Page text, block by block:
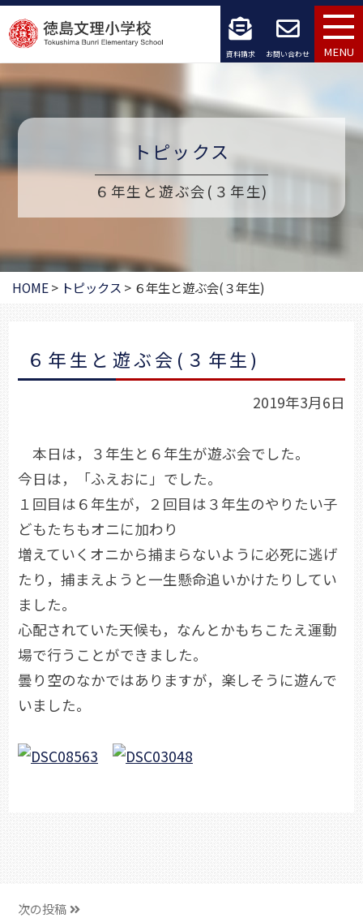
コ
ン
テ
へ
ッ
プ
資料請求 お問い合わせ MENU
トピックス
６年生と遊ぶ会(３年生)
HOME> トピックス > ６年生と遊ぶ会(３年生)
６年生と遊ぶ会(３年生)
2019年3月6日
本日は，３年生と６年生が遊ぶ会でした。
今日は，「ふえおに」でした。
１回目は６年生が，２回目は３年生のやりたい子
どもたちもオニに加わり
増えていくオニから捕まらないように必死に逃げ
たり，捕まえようと一生懸命追いかけたりしてい
ました。
心配されていた天候も，なんとかもちこたえ運動
場で行うことができました。
曇り空のなかではありますが，楽しそうに遊んで
いました。
次の投稿